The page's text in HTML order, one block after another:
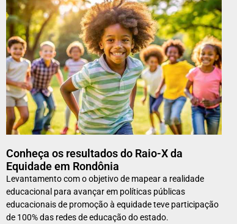
Conheça os resultados do Raio-X da
Equidade em Rondônia
Levantamento com o objetivo de mapear a realidade
educacional para avançar em políticas públicas
educacionais de promoção à equidade teve participação
de 100% das redes de educação do estado.